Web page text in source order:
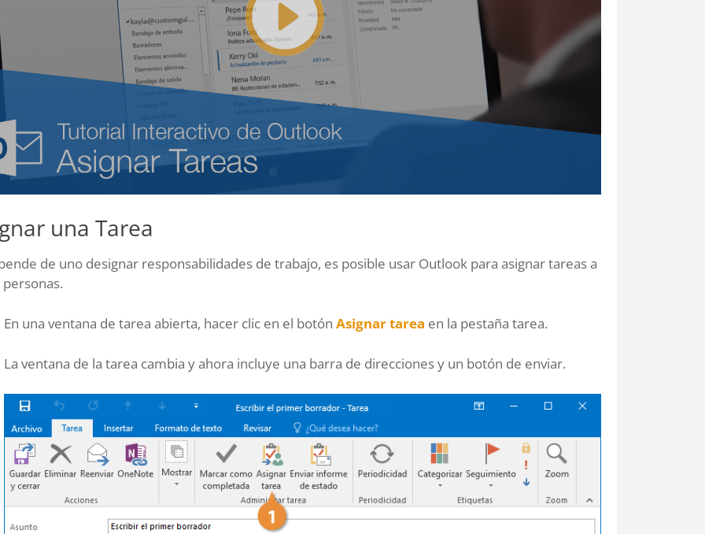
una Tarea
de uno designar responsabilidades de trabajo, es posible usar Outlook para asignar tareas a
En una ventana de tarea abierta, hacer clic en el botón Asignar tarea en la pestaña tarea.
La ventana de la tarea cambia y ahora incluye una barra de direcciones y un botón de enviar.